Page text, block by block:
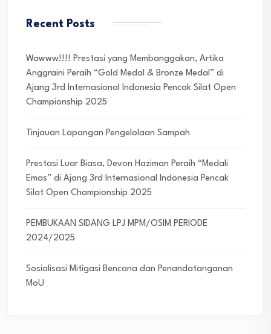
Recent Posts
Wawww!!!! Prestasi yang Membanggakan, Artika
Anggraini Peraih “Gold Medal & Bronze Medal” di
Ajang 3rd Internasional Indonesia Pencak Silat Open
Championship 2025
Tinjauan Lapangan Pengelolaan Sampah
Prestasi Luar Biasa, Devon Haziman Peraih “Medali
Emas” di Ajang 3rd Internasional Indonesia Pencak
Silat Open Championship 2025
PEMBUKAAN SIDANG LPJ MPM/OSIM PERIODE
2024/2025
Sosialisasi Mitigasi Bencana dan Penandatanganan
MoU